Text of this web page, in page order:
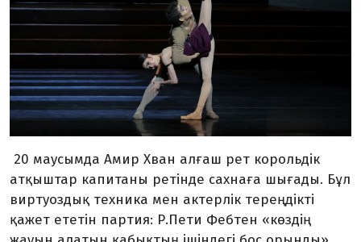
20 маусымда Амир Хван алғаш рет корольдік
атқыштар капитаны ретінде сахнаға шығады. Бұл
виртуоздық техника мен актерлік тереңдікті
қажет ететін партия: Р.Пети Фебтен «көздің